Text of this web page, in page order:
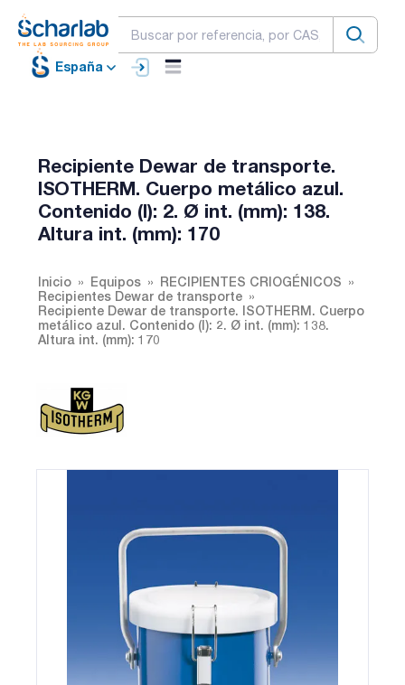
España
Recipiente Dewar de transporte.
ISOTHERM. Cuerpo metálico azul.
Contenido (l): 2. Ø int. (mm): 138.
Altura int. (mm): 170
Inicio Equipos
RECIPIENTES CRIOGÉNICOS
Recipientes Dewar de transporte
Recipiente Dewar de transporte. ISOTHERM. Cuerpo
metálico azul. Contenido (l): 2. Ø int. (mm): 138.
Altura int. (mm): 170